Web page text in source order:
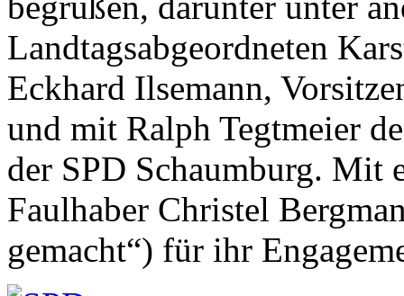
Landtagsabgeordneten
Eckhard Ilsemann,
und mit Ralph Tegtmeier
der SPD Schaumburg. Mit
Faulhaber Christel
gemacht“) für ihr